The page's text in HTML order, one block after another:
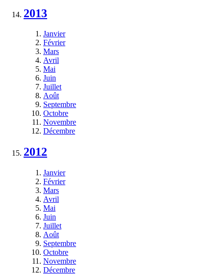
2013
Janvier
Février
Mars
Avril
Mai
Juin
Juillet
Août
Septembre
Octobre
Novembre
Décembre
2012
Janvier
Février
Mars
Avril
Mai
Juin
Juillet
Août
Septembre
Octobre
Novembre
Décembre